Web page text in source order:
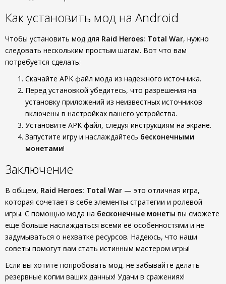
Как установить мод на Android
Чтобы установить мод для Raid Heroes: Total War, нужно
следовать нескольким простым шагам. Вот что вам
потребуется сделать:
Скачайте APK файл мода из надежного источника.
Перед установкой убедитесь, что разрешения на
установку приложений из неизвестных источников
включены в настройках вашего устройства.
Установите APK файл, следуя инструкциям на экране.
Запустите игру и наслаждайтесь бесконечными
монетами!
Заключение
В общем, Raid Heroes: Total War — это отличная игра,
которая сочетает в себе элементы стратегии и ролевой
игры. С помощью мода на бесконечные монеты вы сможете
еще больше наслаждаться всеми её особенностями и не
задумываться о нехватке ресурсов. Надеюсь, что наши
советы помогут вам стать истинным мастером игры!
Если вы хотите попробовать мод, не забывайте делать
резервные копии ваших данных! Удачи в сражениях!